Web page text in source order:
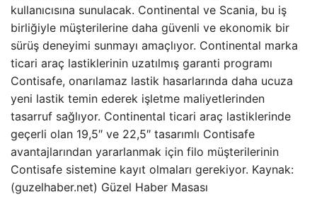
kullanıcısına sunulacak. Continental ve Scania, bu iş
birliğiyle müşterilerine daha güvenli ve ekonomik bir
sürüş deneyimi sunmayı amaçlıyor. Continental marka
ticari araç lastiklerinin uzatılmış garanti programı
Contisafe, onarılamaz lastik hasarlarında daha ucuza
yeni lastik temin ederek işletme maliyetlerinden
tasarruf sağlıyor. Continental ticari araç lastiklerinde
geçerli olan 19,5″ ve 22,5″ tasarımlı Contisafe
avantajlarından yararlanmak için filo müşterilerinin
Contisafe sistemine kayıt olmaları gerekiyor. Kaynak:
(guzelhaber.net) Güzel Haber Masası